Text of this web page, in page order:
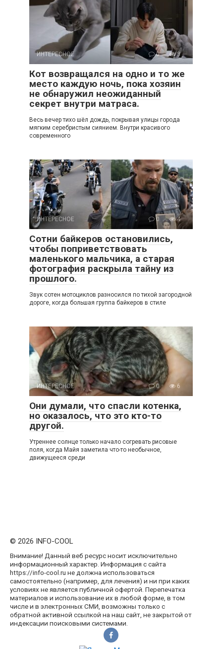
ИНТЕРЕСНОЕ 0 3
Кот возвращался на одно и то же
место каждую ночь, пока хозяин
не обнаружил неожиданный
секрет внутри матраса.
Весь вечер тихо шёл дождь, покрывая улицы города
мягким серебристым сиянием. Внутри красивого
современного
ИНТЕРЕСНОЕ 0 4
Сотни байкеров остановились,
чтобы поприветствовать
маленького мальчика, а старая
фотография раскрыла тайну из
прошлого.
Звук сотен мотоциклов разносился по тихой загородной
дороге, когда большая группа байкеров в стиле
ИНТЕРЕСНОЕ 0 6
Они думали, что спасли котенка,
но оказалось, что это кто-то
другой.
Утреннее солнце только начало согревать рисовые
поля, когда Майя заметила что-то необычное,
движущееся среди
© 2026 INFO-COOL
Внимание! Данный веб ресурс носит исключительно
информационный характер. Информация с сайта
https://info-cool.ru не должна использоваться
самостоятельно (например, для лечения) и ни при каких
условиях не является публичной офертой. Перепечатка
материалов и использование их в любой форме, в том
числе и в электронных СМИ, возможны только с
обратной активной ссылкой на наш сайт, не закрытой от
индексации поисковыми системами.